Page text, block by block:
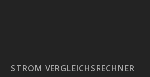
STROM VERGLEICHSRECHNER